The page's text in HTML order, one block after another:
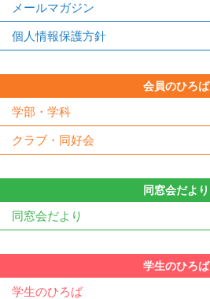
メールマガジン
個人情報保護方針
会員のひろば
学部・学科
クラブ・同好会
同窓会だより
同窓会だより
学生のひろば
学生のひろば